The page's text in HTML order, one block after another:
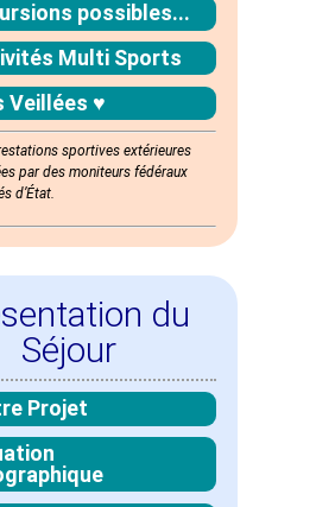
possibles...
Multi Sports
Veillées ♥
sportives extérieures
par des moniteurs fédéraux
d’État.
du
Séjour
Projet